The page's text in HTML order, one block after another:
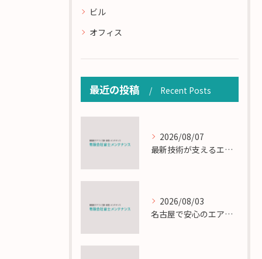
ビル
オフィス
最近の投稿 Recent Posts
2026/08/07
最新技術が支えるエアコン工事の匠の技術解説
2026/08/03
名古屋で安心のエアコン工事と定期メンテナンスの重要性